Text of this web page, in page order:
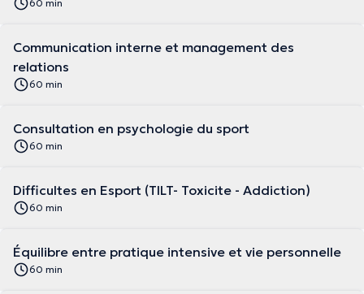
60 min
Communication interne et management des
relations
60 min
Consultation en psychologie du sport
60 min
Difficultes en Esport (TILT- Toxicite - Addiction)
60 min
Équilibre entre pratique intensive et vie personnelle
60 min